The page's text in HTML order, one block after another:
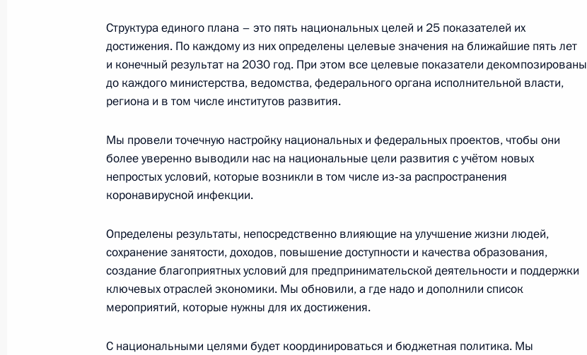
22 октября 2020 года, четверг
Заседание дискуссионного клуба «Валдай»
5
21 октября 2020 года, среда
Рабочая встреча с Заместителем Председателя Правительства
21 октября 2020 года, 17:35 Московская область, Ново-Огарёво
Встреча с Никитой Михалковым
Московская область, Ново-Огарёво
Структура единого плана – это пять национальных целей и 25 показателей их
достижения. По каждому из них определены целевые значения на ближайшие пять лет
и конечный результат на 2030 год. При этом все целевые показатели декомпозированы
до каждого министерства, ведомства, федерального органа исполнительной власти,
региона и в том числе институтов развития.
Мы провели точечную настройку национальных и федеральных проектов, чтобы они
более уверенно выводили нас на национальные цели развития с учётом новых
непростых условий, которые возникли в том числе из‑за распространения
коронавирусной инфекции.
Определены результаты, непосредственно влияющие на улучшение жизни людей,
сохранение занятости, доходов, повышение доступности и качества образования,
создание благоприятных условий для предпринимательской деятельности и поддержки
ключевых отраслей экономики. Мы обновили, а где надо и дополнили список
мероприятий, которые нужны для их достижения.
С национальными целями будет координироваться и бюджетная политика. Мы